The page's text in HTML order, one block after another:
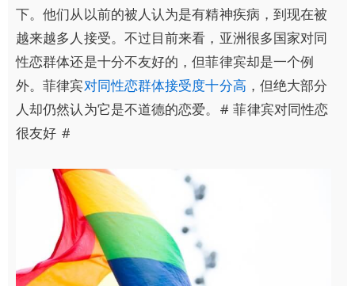
下。他们从以前的被人认为是有精神疾病，到现在被
越来越多人接受。不过目前来看，亚洲很多国家对同
性恋群体还是十分不友好的，但菲律宾却是一个例
外。菲律宾对同性恋群体接受度十分高 ，但绝大部分
人却仍然认为它是不道德的恋爱。# 菲律宾对同性恋
很友好 #